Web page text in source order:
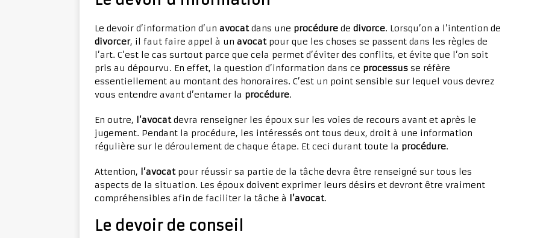
Le devoir d’information d’un avocatdans une procédure de divorce. Lorsqu’on a l’intention de
divorcer, il faut faire appel à un avocatpour que les choses se passent dans les règles de
l’art. C’est le cas surtout parce que cela permet d’éviter des conflits, et évite que l’on soit
pris au dépourvu. En effet, la question d’information dans ce processus se réfère
essentiellement au montant des honoraires. C’est un point sensible sur lequel vous devrez
vous entendre avant d’entamer la procédure.
En outre, l’avocatdevra renseigner les époux sur les voies de recours avant et après le
jugement. Pendant la procédure, les intéressés ont tous deux, droit à une information
régulière sur le déroulement de chaque étape. Et ceci durant toute la procédure.
Attention, l’avocatpour réussir sa partie de la tâche devra être renseigné sur tous les
aspects de la situation. Les époux doivent exprimer leurs désirs et devront être vraiment
compréhensibles afin de faciliter la tâche à l’avocat.
Le devoir de conseil